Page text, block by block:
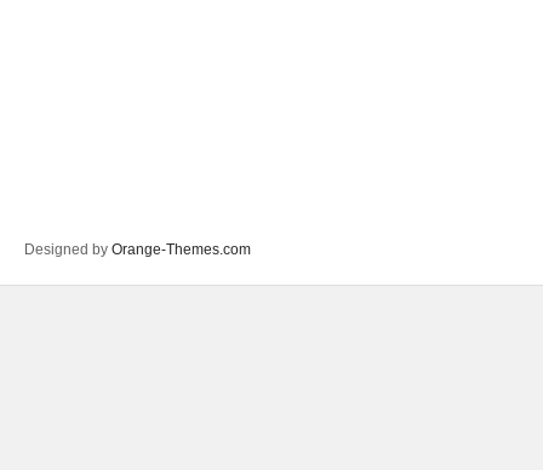
Designed by Orange-Themes.com